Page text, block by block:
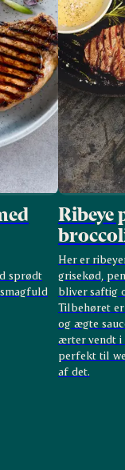
sprødt
Ribeye
Her er
grisekød,
bliver saftig
Tilbehøret
og ægte
ærter vendt i
perfekt til
af det.